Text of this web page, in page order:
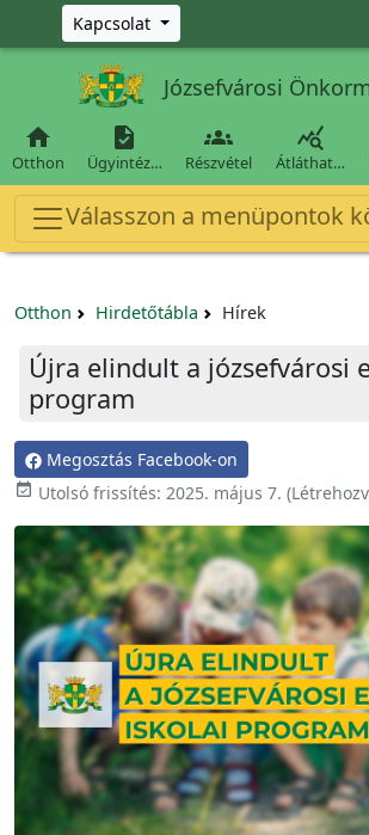
Ugrás a fő tartalomra
Kapcsolat
Józsefvárosi

Otthon

Ügyintéz…

Részvétel

Átláthat…
Válasszon a menüpontok
Otthon Hirdetőtábla Hírek
Újra elindult a józsefvárosi
program
Megosztás Facebook-on
 Utolsó frissítés: 2025. május 7.